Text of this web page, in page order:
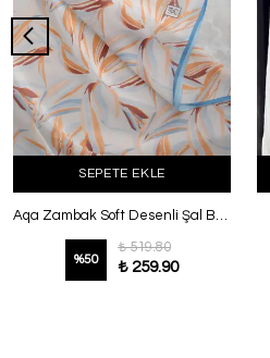
SEPETE EKLE
Aqa Zambak Soft Desenli Şal Bebe Mavi
%50
₺ 519.80
₺ 259.90